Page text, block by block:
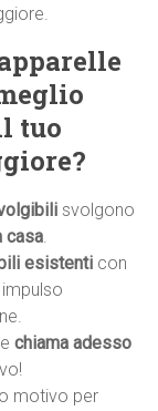
tuo
svolgono
casa.
esistenti con
echiama adesso
motivo per